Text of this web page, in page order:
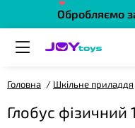
Обробляємо
Головна Шкільне приладдя
Глобус фізичний
❤